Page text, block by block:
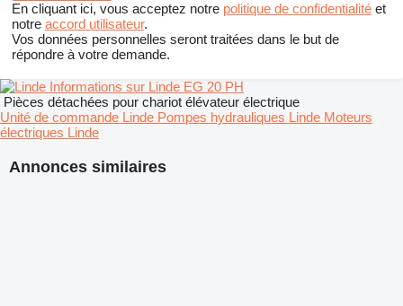
En cliquant ici, vous acceptez notre politique de confidentialité et
notre accord utilisateur.
Vos données personnelles seront traitées dans le but de
répondre à votre demande.
Annonces similaires
Informations sur Linde EG 20 PH
Pièces détachées pour chariot élévateur électrique
Unité de commande Linde Pompes hydrauliques Linde Moteurs
électriques Linde